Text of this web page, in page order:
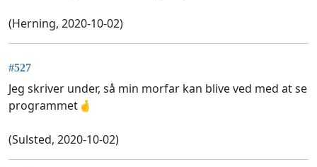
(Herning, 2020-10-02)
#527
Jeg skriver under, så min morfar kan blive ved med at se
programmet🤞
(Sulsted, 2020-10-02)